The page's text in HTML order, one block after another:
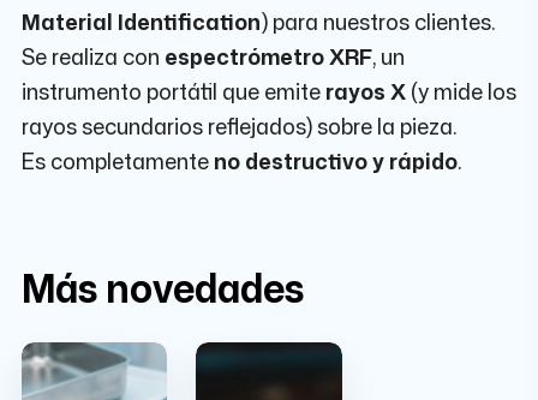
Material Identification)para nuestros clientes.
Se realiza con espectrómetro XRF, un
instrumento portátil que emiterayos X(y mide los
rayos secundarios reflejados) sobre la pieza.
Es completamenteno destructivo y rápido.
Más novedades